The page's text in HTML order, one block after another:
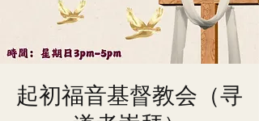
起初福音基督教会（寻